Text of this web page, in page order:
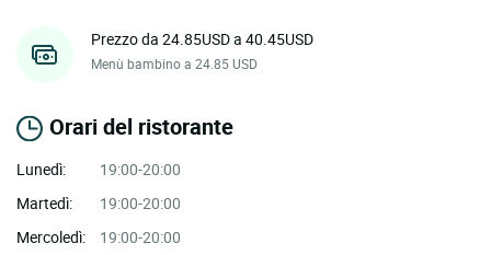
Prezzo da 24.85USD a 40.45USD
Menù bambino a 24.85 USD
Orari del ristorante
Lunedì:
19:00-20:00
Martedì:
19:00-20:00
Mercoledì:
19:00-20:00